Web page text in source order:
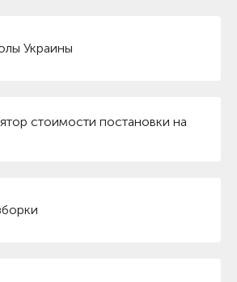
Украины
стоимости постановки на